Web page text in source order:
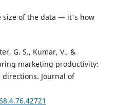
size of the data — it's how
G. S., Kumar, V., &
marketing productivity:
Journal of